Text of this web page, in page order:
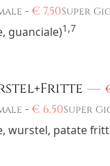
-€ 7,50Super
guanciale)1,7
-€ 6,50Super
wurstel, patate